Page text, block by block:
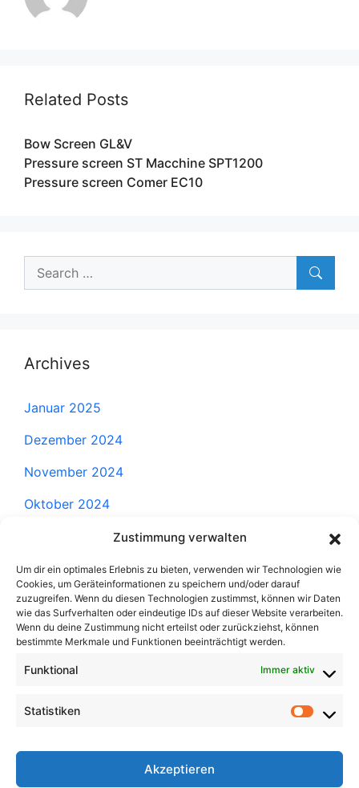
Zustimmung verwalten
Um dir ein optimales Erlebnis zu bieten, verwenden wir Technologien wie
Cookies, um Geräteinformationen zu speichern und/oder darauf
zuzugreifen. Wenn du diesen Technologien zustimmst, können wir Daten
wie das Surfverhalten oder eindeutige IDs auf dieser Website verarbeiten.
Wenn du deine Zustimmung nicht erteilst oder zurückziehst, können
bestimmte Merkmale und Funktionen beeinträchtigt werden.
Funktional Immer aktiv
Statistiken
Akzeptieren
Related Posts
Bow Screen GL&V
Pressure screen ST Macchine SPT1200
Pressure screen Comer EC10
Search
Archives
Januar 2025
Dezember 2024
November 2024
Oktober 2024
September 2024
August 2024
Juli 2024
Juni 2024
Mai 2024